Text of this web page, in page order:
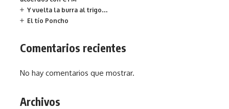
Y vuelta la burra al trigo…
El tío Poncho
Comentarios recientes
No hay comentarios que mostrar.
Archivos